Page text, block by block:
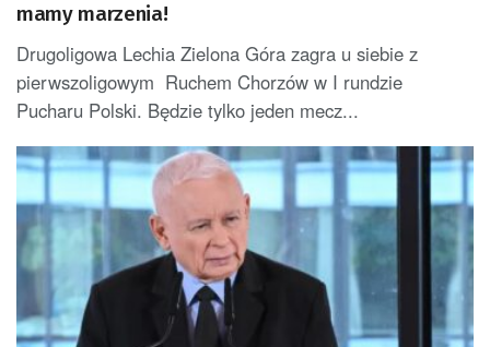
mamy marzenia!
Drugoligowa Lechia Zielona Góra zagra u siebie z
pierwszoligowym Ruchem Chorzów w I rundzie
Pucharu Polski. Będzie tylko jeden mecz...